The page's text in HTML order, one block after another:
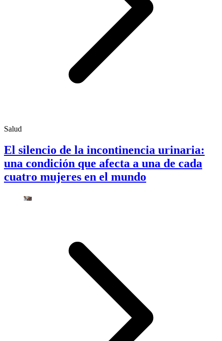
Salud
El silencio de la incontinencia urinaria:
una condición que afecta a una de cada
cuatro mujeres en el mundo